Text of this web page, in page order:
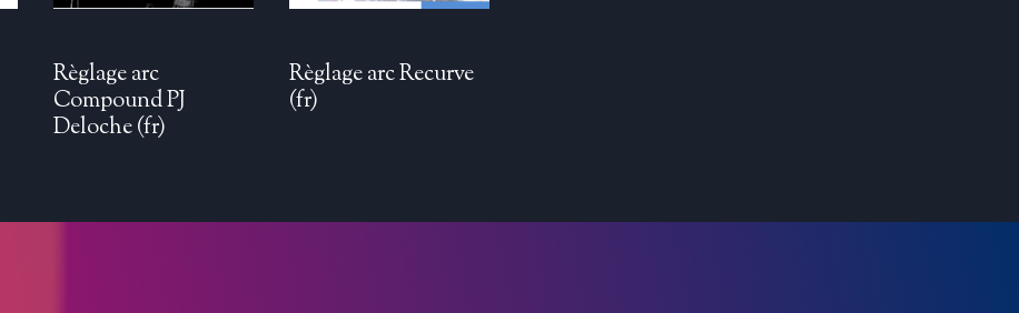
Règlage arc
Compound PJ
Deloche (fr)
Règlage arc Recurve
(fr)